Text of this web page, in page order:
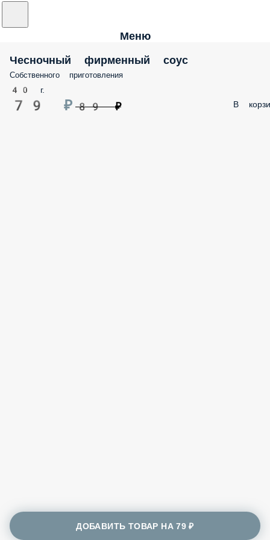
Меню
Чесночный фирменный соус
Собственного приготовления
40 г.
79 ₽ 89 ₽ В
ДОБАВИТЬ ТОВАР НА79 ₽